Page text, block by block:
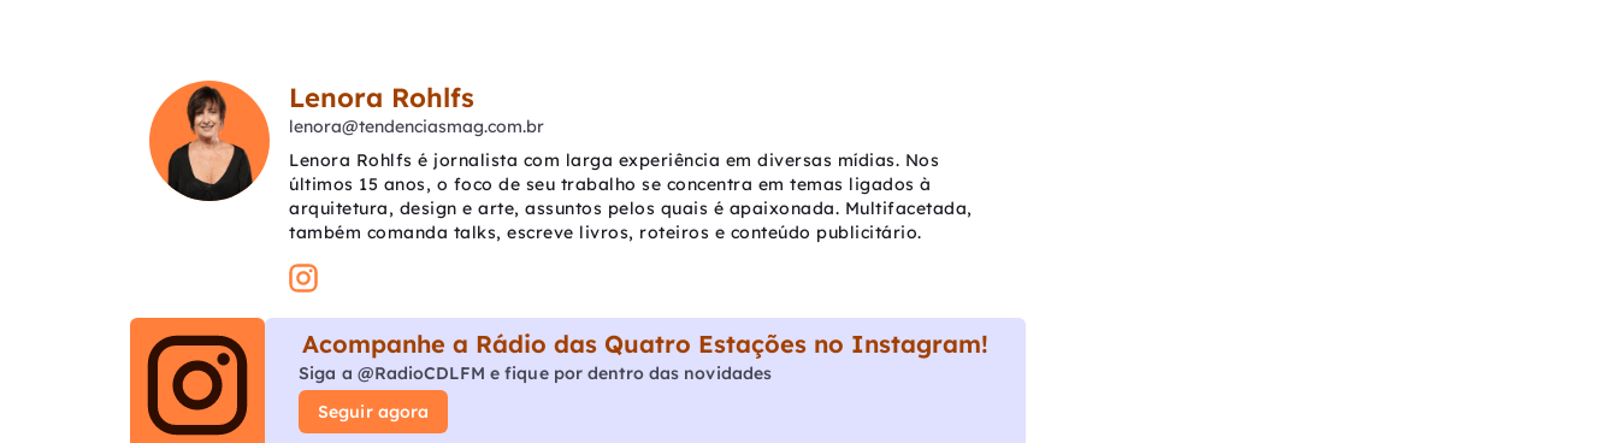
Lenora Rohlfs
lenora@tendenciasmag.com.br
Lenora Rohlfs é jornalista com larga experiência em diversas mídias. Nos
últimos 15 anos, o foco de seu trabalho se concentra em temas ligados à
arquitetura, design e arte, assuntos pelos quais é apaixonada. Multifacetada,
também comanda talks, escreve livros, roteiros e conteúdo publicitário.
Acompanhe a Rádio das Quatro Estações no Instagram!
Siga a @RadioCDLFM e fique por dentro das novidades
Seguir agora